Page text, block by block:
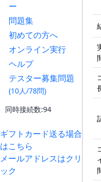
ー
問題集
初めての方へ
オンライン実行
ヘルプ
テスター募集問題
(10人/78問)
同時接続数:94
ギフトカード送る場合
はこちら
メールアドレスはクリ
ック